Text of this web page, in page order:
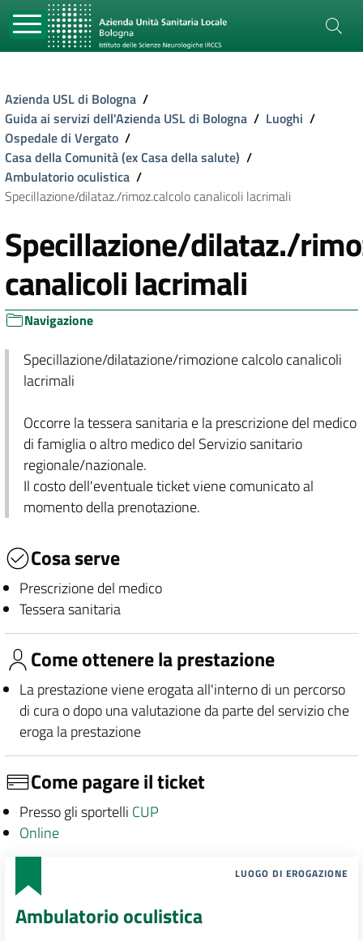
Azienda USL di Bologna /
Guida ai servizi dell'Azienda USL di Bologna / Luoghi /
Ospedale di Vergato /
Casa della Comunità (ex Casa della salute) /
Ambulatorio oculistica /
Specillazione/dilataz./rimoz.calcolo canalicoli lacrimali
Specillazione/dilataz./
canalicoli lacrimali
Navigazione
Specillazione/dilatazione/rimozione calcolo canalicoli
lacrimali
Occorre la tessera sanitaria e la prescrizione del medico
di famiglia o altro medico del Servizio sanitario
regionale/nazionale.
Il costo dell'eventuale ticket viene comunicato al
momento della prenotazione.
Cosa serve
Prescrizione del medico
Tessera sanitaria
Come ottenere la prestazione
La prestazione viene erogata all'interno di un percorso
di cura o dopo una valutazione da parte del servizio che
eroga la prestazione
Come pagare il ticket
Presso gli sportelli CUP
Online
LUOGO DI EROGAZIONE
Ambulatorio oculistica